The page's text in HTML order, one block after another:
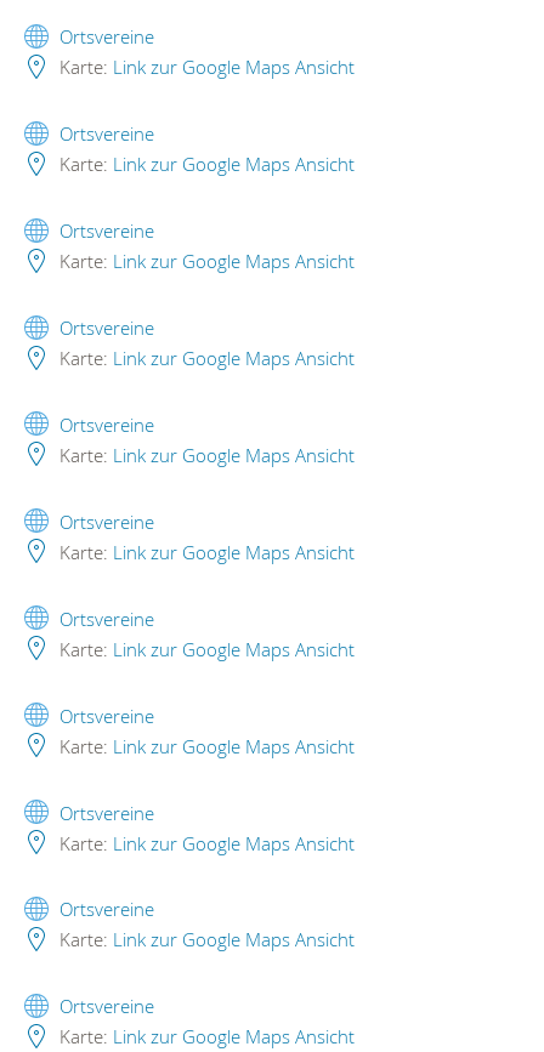
Ortsvereine
Karte: Link zur Google Maps Ansicht
Ortsvereine
Karte: Link zur Google Maps Ansicht
Ortsvereine
Karte: Link zur Google Maps Ansicht
Ortsvereine
Karte: Link zur Google Maps Ansicht
Ortsvereine
Karte: Link zur Google Maps Ansicht
Ortsvereine
Karte: Link zur Google Maps Ansicht
Ortsvereine
Karte: Link zur Google Maps Ansicht
Ortsvereine
Karte: Link zur Google Maps Ansicht
Ortsvereine
Karte: Link zur Google Maps Ansicht
Ortsvereine
Karte: Link zur Google Maps Ansicht
Ortsvereine
Karte: Link zur Google Maps Ansicht